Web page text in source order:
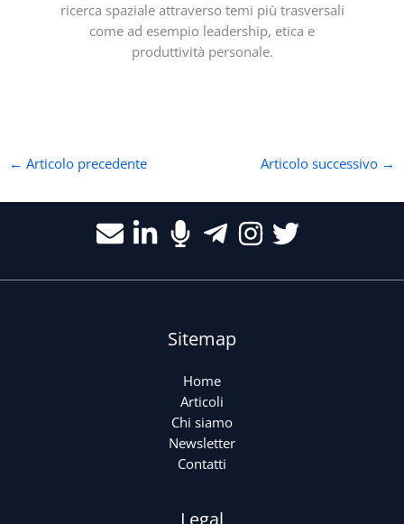
ricerca spaziale attraverso temi più trasversali
come ad esempio leadership, etica e
produttività personale.
← Articolo precedente Articolo successivo →
Sitemap
Home
Articoli
Chi siamo
Newsletter
Contatti